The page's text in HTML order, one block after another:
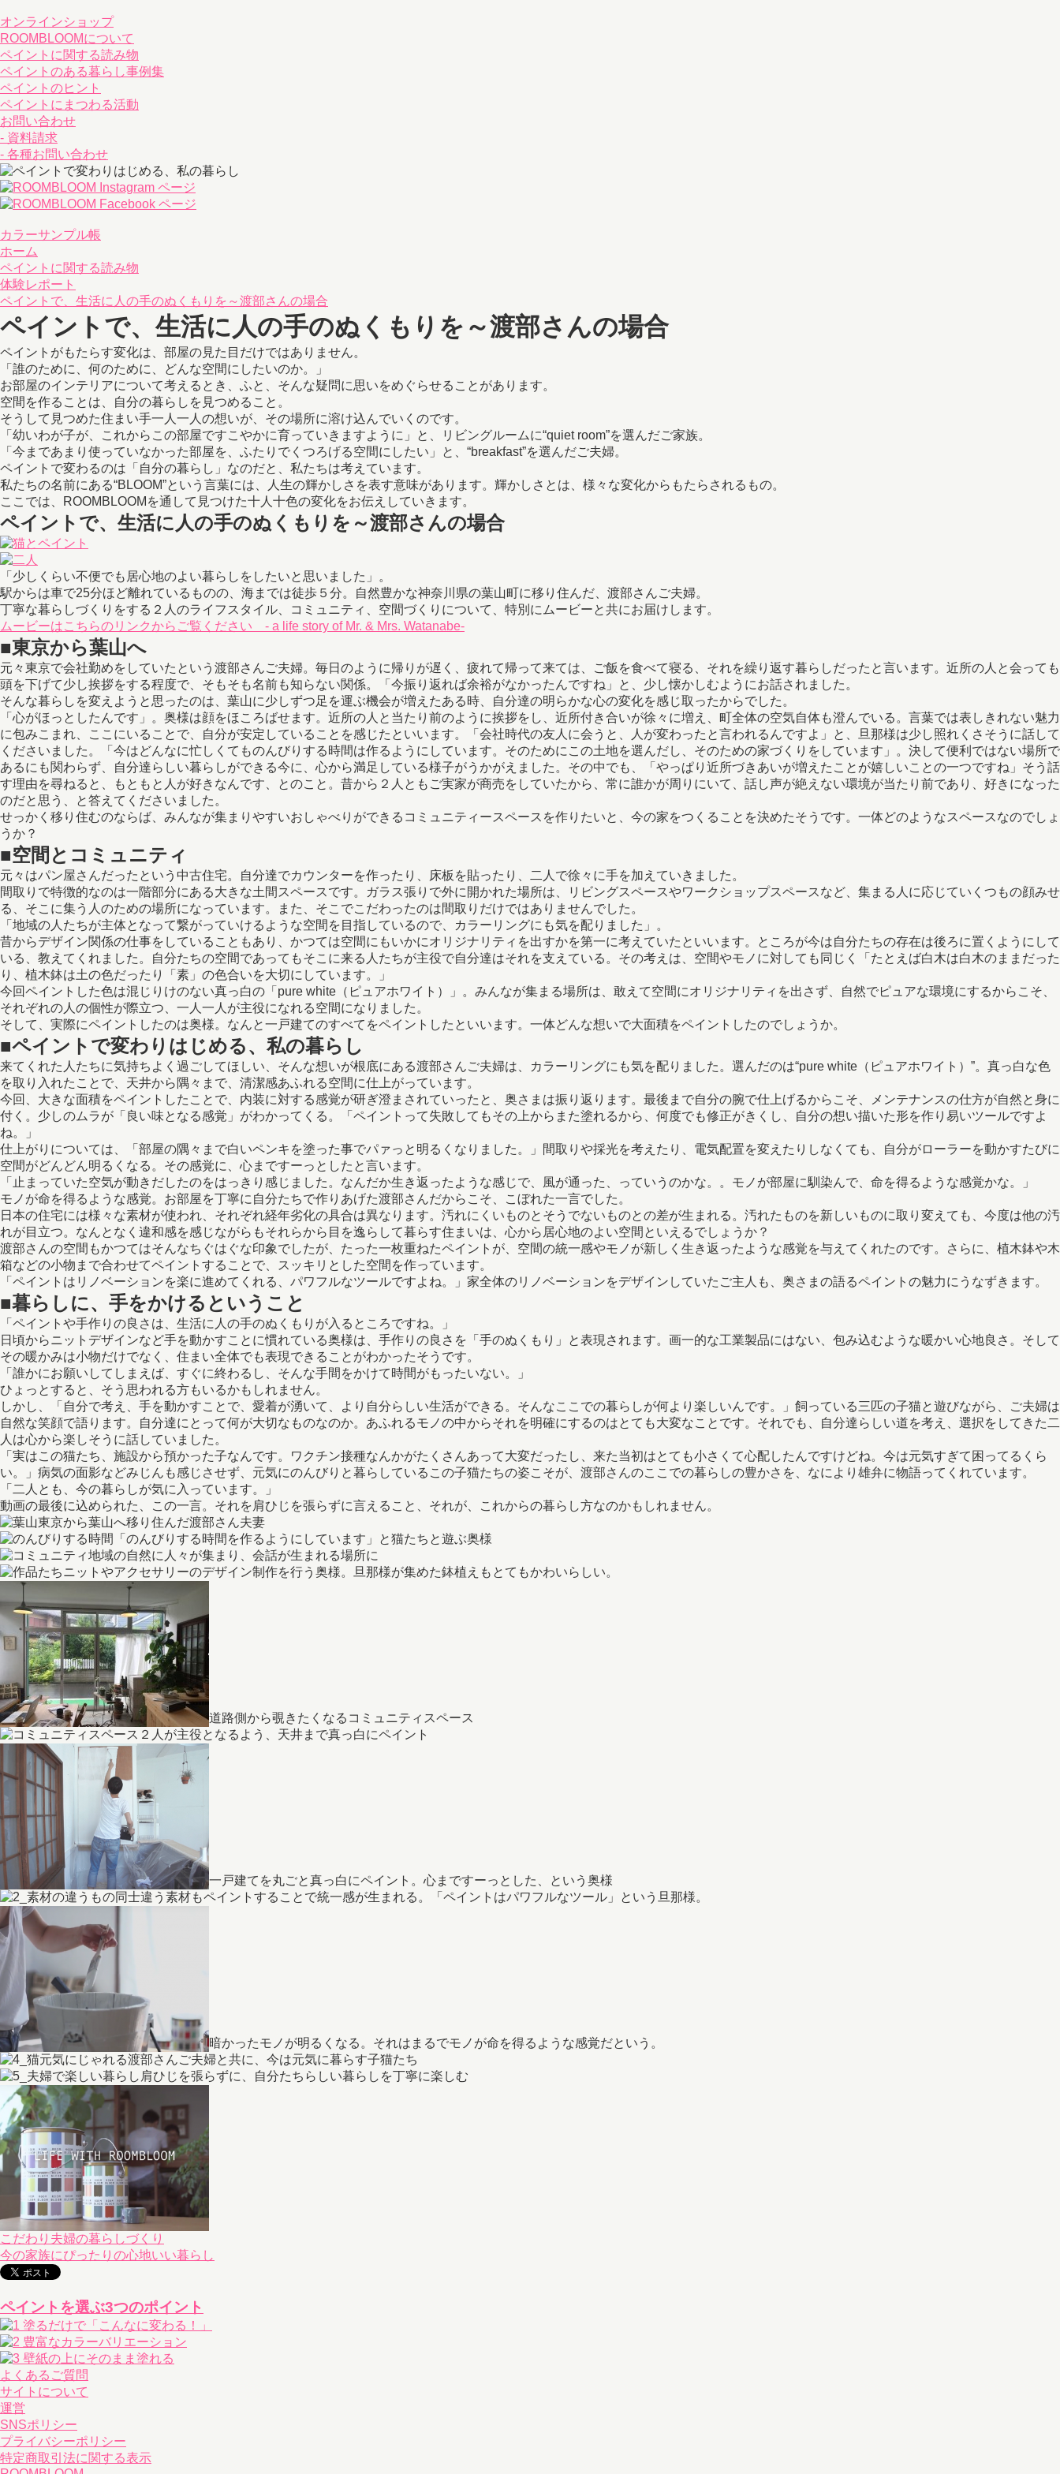
オンラインショップ
ROOMBLOOMについて
ペイントに関する読み物
ペイントのある暮らし事例集
ペイントのヒント
ペイントにまつわる活動
お問い合わせ
- 資料請求
- 各種お問い合わせ
カラーサンプル帳
ホーム
ペイントに関する読み物
体験レポート
ペイントで、生活に人の手のぬくもりを～渡部さんの場合
ペイントで、生活に人の手のぬくもりを～渡部さんの場合
ペイントがもたらす変化は、部屋の見た目だけではありません。
「誰のために、何のために、どんな空間にしたいのか。」
お部屋のインテリアについて考えるとき、ふと、そんな疑問に思いをめぐらせることがあります。
空間を作ることは、自分の暮らしを見つめること。
そうして見つめた住まい手一人一人の想いが、その場所に溶け込んでいくのです。
「幼いわが子が、これからこの部屋ですこやかに育っていきますように」と、リビングルームに“quiet room”を選んだご家族。
「今まであまり使っていなかった部屋を、ふたりでくつろげる空間にしたい」と、“breakfast”を選んだご夫婦。
ペイントで変わるのは「自分の暮らし」なのだと、私たちは考えています。
私たちの名前にある“BLOOM”という言葉には、人生の輝かしさを表す意味があります。輝かしさとは、様々な変化からもたらされるもの。
ここでは、ROOMBLOOMを通して見つけた十人十色の変化をお伝えしていきます。
ペイントで、生活に人の手のぬくもりを～渡部さんの場合
「少しくらい不便でも居心地のよい暮らしをしたいと思いました」。
駅からは車で25分ほど離れているものの、海までは徒歩５分。自然豊かな神奈川県の葉山町に移り住んだ、渡部さんご夫婦。
丁寧な暮らしづくりをする２人のライフスタイル、コミュニティ、空間づくりについて、特別にムービーと共にお届けします。
ムービーはこちらのリンクからご覧ください - a life story of Mr. & Mrs. Watanabe-
■東京から葉山へ
元々東京で会社勤めをしていたという渡部さんご夫婦。毎日のように帰りが遅く、疲れて帰って来ては、ご飯を食べて寝る、それを繰り返す暮らしだったと言います。近所の人と会っても
頭を下げて少し挨拶をする程度で、そもそも名前も知らない関係。「今振り返れば余裕がなかったんですね」と、少し懐かしむようにお話されました。
そんな暮らしを変えようと思ったのは、葉山に少しずつ足を運ぶ機会が増えたある時、自分達の明らかな心の変化を感じ取ったからでした。
「心がほっとしたんです」。奥様は顔をほころばせます。近所の人と当たり前のように挨拶をし、近所付き合いが徐々に増え、町全体の空気自体も澄んでいる。言葉では表しきれない魅力
に包みこまれ、ここにいることで、自分が安定していることを感じたといいます。「会社時代の友人に会うと、人が変わったと言われるんですよ」と、旦那様は少し照れくさそうに話して
くださいました。「今はどんなに忙しくてものんびりする時間は作るようにしています。そのためにこの土地を選んだし、そのための家づくりをしています」。決して便利ではない場所で
あるにも関わらず、自分達らしい暮らしができる今に、心から満足している様子がうかがえました。その中でも、「やっぱり近所づきあいが増えたことが嬉しいことの一つですね」そう話
す理由を尋ねると、もともと人が好きなんです、とのこと。昔から２人ともご実家が商売をしていたから、常に誰かが周りにいて、話し声が絶えない環境が当たり前であり、好きになった
のだと思う、と答えてくださいました。
せっかく移り住むのならば、みんなが集まりやすいおしゃべりができるコミュニティースペースを作りたいと、今の家をつくることを決めたそうです。一体どのようなスペースなのでしょ
うか？
■空間とコミュニティ
元々はパン屋さんだったという中古住宅。自分達でカウンターを作ったり、床板を貼ったり、二人で徐々に手を加えていきました。
間取りで特徴的なのは一階部分にある大きな土間スペースです。ガラス張りで外に開かれた場所は、リビングスペースやワークショップスペースなど、集まる人に応じていくつもの顔みせ
る、そこに集う人のための場所になっています。また、そこでこだわったのは間取りだけではありませんでした。
「地域の人たちが主体となって繋がっていけるような空間を目指しているので、カラーリングにも気を配りました」。
昔からデザイン関係の仕事をしていることもあり、かつては空間にもいかにオリジナリティを出すかを第一に考えていたといいます。ところが今は自分たちの存在は後ろに置くようにして
いる、教えてくれました。自分たちの空間であってもそこに来る人たちが主役で自分達はそれを支えている。その考えは、空間やモノに対しても同じく「たとえば白木は白木のままだった
り、植木鉢は土の色だったり「素」の色合いを大切にしています。」
今回ペイントした色は混じりけのない真っ白の「pure white（ピュアホワイト）」。みんなが集まる場所は、敢えて空間にオリジナリティを出さず、自然でピュアな環境にするからこそ、
それぞれの人の個性が際立つ、一人一人が主役になれる空間になりました。
そして、実際にペイントしたのは奥様。なんと一戸建てのすべてをペイントしたといいます。一体どんな想いで大面積をペイントしたのでしょうか。
■ペイントで変わりはじめる、私の暮らし
来てくれた人たちに気持ちよく過ごしてほしい、そんな想いが根底にある渡部さんご夫婦は、カラーリングにも気を配りました。選んだのは“pure white（ピュアホワイト）”。真っ白な色
を取り入れたことで、天井から隅々まで、清潔感あふれる空間に仕上がっています。
今回、大きな面積をペイントしたことで、内装に対する感覚が研ぎ澄まされていったと、奥さまは振り返ります。最後まで自分の腕で仕上げるからこそ、メンテナンスの仕方が自然と身に
付く。少しのムラが「良い味となる感覚」がわかってくる。「ペイントって失敗してもその上からまた塗れるから、何度でも修正がきくし、自分の想い描いた形を作り易いツールですよ
ね。」
仕上がりについては、「部屋の隅々まで白いペンキを塗った事でパァっと明るくなりました。」間取りや採光を考えたり、電気配置を変えたりしなくても、自分がローラーを動かすたびに
空間がどんどん明るくなる。その感覚に、心まですーっとしたと言います。
「止まっていた空気が動きだしたのをはっきり感じました。なんだか生き返ったような感じで、風が通った、っていうのかな。。モノが部屋に馴染んで、命を得るような感覚かな。」
モノが命を得るような感覚。お部屋を丁寧に自分たちで作りあげた渡部さんだからこそ、こぼれた一言でした。
日本の住宅には様々な素材が使われ、それぞれ経年劣化の具合は異なります。汚れにくいものとそうでないものとの差が生まれる。汚れたものを新しいものに取り変えても、今度は他の汚
れが目立つ。なんとなく違和感を感じながらもそれらから目を逸らして暮らす住まいは、心から居心地のよい空間といえるでしょうか？
渡部さんの空間もかつてはそんなちぐはぐな印象でしたが、たった一枚重ねたペイントが、空間の統一感やモノが新しく生き返ったような感覚を与えてくれたのです。さらに、植木鉢や木
箱などの小物まで合わせてペイントすることで、スッキリとした空間を作っています。
「ペイントはリノベーションを楽に進めてくれる、パワフルなツールですよね。」家全体のリノベーションをデザインしていたご主人も、奥さまの語るペイントの魅力にうなずきます。
■暮らしに、手をかけるということ
「ペイントや手作りの良さは、生活に人の手のぬくもりが入るところですね。」
日頃からニットデザインなど手を動かすことに慣れている奥様は、手作りの良さを「手のぬくもり」と表現されます。画一的な工業製品にはない、包み込むような暖かい心地良さ。そして
その暖かみは小物だけでなく、住まい全体でも表現できることがわかったそうです。
「誰かにお願いしてしまえば、すぐに終わるし、そんな手間をかけて時間がもったいない。」
ひょっとすると、そう思われる方もいるかもしれません。
しかし、「自分で考え、手を動かすことで、愛着が湧いて、より自分らしい生活ができる。そんなここでの暮らしが何より楽しいんです。」飼っている三匹の子猫と遊びながら、ご夫婦は
自然な笑顔で語ります。自分達にとって何が大切なものなのか。あふれるモノの中からそれを明確にするのはとても大変なことです。それでも、自分達らしい道を考え、選択をしてきた二
人は心から楽しそうに話していました。
「実はこの猫たち、施設から預かった子なんです。ワクチン接種なんかがたくさんあって大変だったし、来た当初はとても小さくて心配したんですけどね。今は元気すぎて困ってるくら
い。」病気の面影などみじんも感じさせず、元気にのんびりと暮らしているこの子猫たちの姿こそが、渡部さんのここでの暮らしの豊かさを、なにより雄弁に物語ってくれています。
「二人とも、今の暮らしが気に入っています。」
動画の最後に込められた、この一言。それを肩ひじを張らずに言えること、それが、これからの暮らし方なのかもしれません。
東京から葉山へ移り住んだ渡部さん夫妻
「のんびりする時間を作るようにしています」と猫たちと遊ぶ奥様
地域の自然に人々が集まり、会話が生まれる場所に
ニットやアクセサリーのデザイン制作を行う奥様。旦那様が集めた鉢植えもとてもかわいらしい。
道路側から覗きたくなるコミュニティスペース
人が主役となるよう、天井まで真っ白にペイント
一戸建てを丸ごと真っ白にペイント。心まですーっとした、という奥様
違う素材もペイントすることで統一感が生まれる。「ペイントはパワフルなツール」という旦那様。
暗かったモノが明るくなる。それはまるでモノが命を得るような感覚だという。
渡部さんご夫婦と共に、今は元気に暮らす子猫たち
肩ひじを張らずに、自分たちらしい暮らしを丁寧に楽しむ
こだわり夫婦の暮らしづくり
今の家族にぴったりの心地いい暮らし
ペイントを選ぶ3つのポイント
よくあるご質問
サイトについて
運営
SNSポリシー
プライバシーポリシー
特定商取引法に関する表示